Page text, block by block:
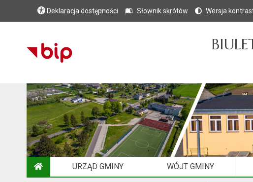
Deklaracja dostępności Słownik skrótów Wersja
URZĄD GMINY WÓJT GMINY